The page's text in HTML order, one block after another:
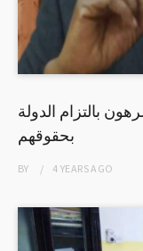
بالتزام الدولة
بحقوقهم
BY 4 YEARSAGO